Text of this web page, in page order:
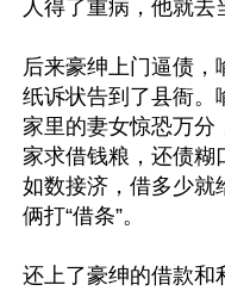
人得了重病，他就去
后来豪绅上门逼债，
纸诉状告到了县衙。
家里的妻女惊恐万分
家求借钱粮，还债糊
如数接济，借多少就
俩打“借条”。
还上了豪绅的借款和